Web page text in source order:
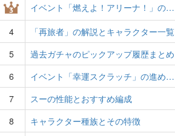
イベント「燃えよ！アリーナ！」の…
4
「再旅者」の解説とキャラクター一覧
5
過去ガチャのピックアップ履歴まとめ
6
イベント「幸運スクラッチ」の進め…
7
スーの性能とおすすめ編成
8
キャラクター種族とその特徴